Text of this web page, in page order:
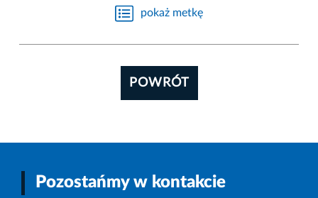
pokaż metkę
POWRÓT
Pozostańmy w kontakcie